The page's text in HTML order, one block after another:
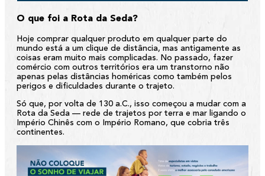
O que foi a Rota da Seda?
Hoje comprar qualquer produto em qualquer parte do
mundo está a um clique de distância, mas antigamente as
coisas eram muito mais complicadas. No passado, fazer
comércio com outros territórios era um transtorno não
apenas pelas distâncias homéricas como também pelos
perigos e dificuldades durante o trajeto.
Só que, por volta de 130 a.C., isso começou a mudar com a
Rota da Seda — rede de trajetos por terra e mar ligando o
Império Chinês com o Império Romano, que cobria três
continentes.